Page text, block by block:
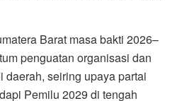
Barat masa bakti 2026–
penguatan organisasi dan
seiring upaya partai
Pemilu 2029 di tengah